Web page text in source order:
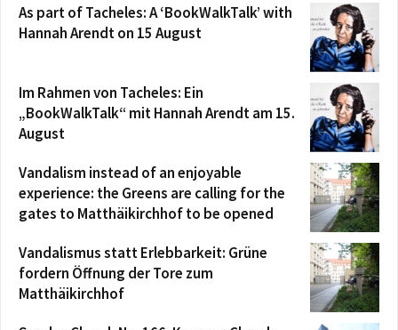
As part of Tacheles: A ‘BookWalkTalk’ with
Hannah Arendt on 15 August
Im Rahmen von Tacheles: Ein
„BookWalkTalk“ mit Hannah Arendt am 15.
August
Vandalism instead of an enjoyable
experience: the Greens are calling for the
gates to Matthäikirchhof to be opened
Vandalismus statt Erlebbarkeit: Grüne
fordern Öffnung der Tore zum
Matthäikirchhof